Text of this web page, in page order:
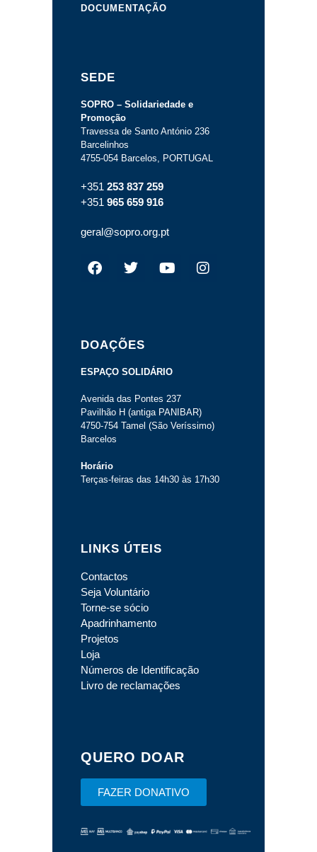
DOCUMENTAÇÃO
SEDE
SOPRO – Solidariedade e
Promoção
Travessa de Santo António 236
Barcelinhos
4755-054 Barcelos, PORTUGAL
+351 253 837 259
+351 965 659 916
geral@sopro.org.pt
DOAÇÕES
ESPAÇO SOLIDÁRIO
Avenida das Pontes 237
Pavilhão H (antiga PANIBAR)
4750-754 Tamel (São Veríssimo)
Barcelos
Horário
Terças-feiras das 14h30 às 17h30
LINKS ÚTEIS
Contactos
Seja Voluntário
Torne-se sócio
Apadrinhamento
Projetos
Loja
Números de Identificação
Livro de reclamações
QUERO DOAR
FAZER DONATIVO